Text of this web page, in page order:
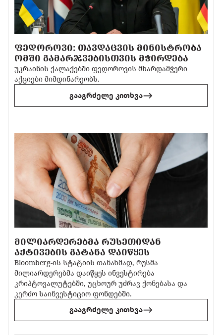
ᲤᲔᲓᲝᲠᲝᲕᲘ: ᲗᲐᲕᲓᲐᲪᲕᲘᲡ ᲛᲘᲜᲘᲡᲢᲠᲝᲑᲐ
ᲝᲛᲨᲘ ᲒᲐᲛᲐᲠᲯᲕᲔᲑᲘᲡᲗᲕᲘᲡ ᲛᲭᲘᲠᲓᲔᲑᲐ
უკრაინის ქალაქებში ფედოროვის მხარდამჭერი
აქციები მიმდინარეობს.
გააგრძელე კითხვა
ᲛᲘᲚᲘᲐᲠᲓᲔᲠᲔᲑᲛᲐ ᲠᲣᲡᲔᲗᲘᲓᲐᲜ
ᲐᲥᲢᲘᲕᲔᲑᲘᲡ ᲒᲐᲢᲐᲜᲐ ᲓᲐᲘᲬᲧᲔᲡ
Bloomberg-ის სტატიის თანახმად, რუსმა
მილიარდერებმა დაიწყეს ინვესტირება
კრიპტოვალუტებში, უცხოურ უძრავ ქონებასა და
კერძო საინვესტიციო ფონდებში.
გააგრძელე კითხვა